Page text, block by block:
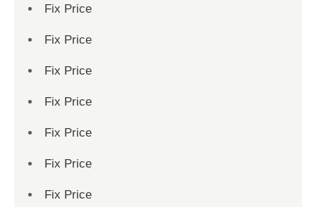
Fix Price
Fix Price
Fix Price
Fix Price
Fix Price
Fix Price
Fix Price